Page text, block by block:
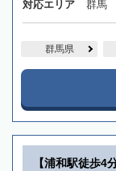
対応エリア 群馬
群馬県
【浦和駅徒歩4